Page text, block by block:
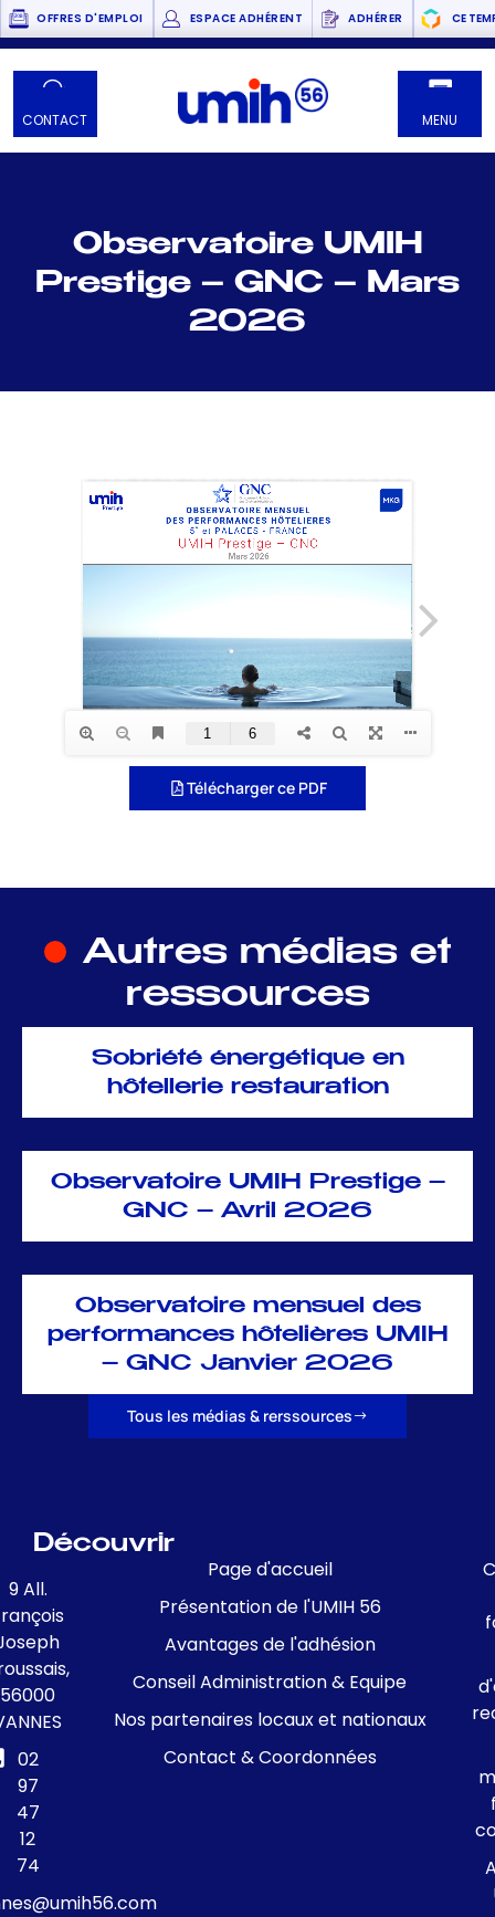
OFFRES D'EMPLOI ESPACE ADHÉRENT ADHÉRER CE
CONTACT MENU
Observatoire UMIH
Prestige – GNC – Mars
2026
Télécharger ce PDF
Autres médias et
ressources
Sobriété énergétique en
hôtellerie restauration
Observatoire UMIH Prestige –
GNC – Avril 2026
Observatoire mensuel des
performances hôtelières UMIH
– GNC Janvier 2026
Tous les médias & rerssources
9 All.
56000
02
97
47
12
74
Découvrir
Page d'accueil
Présentation de l'UMIH 56
Avantages de l'adhésion
Conseil Administration & Equipe
Nos partenaires locaux et nationaux
Contact & Coordonnées